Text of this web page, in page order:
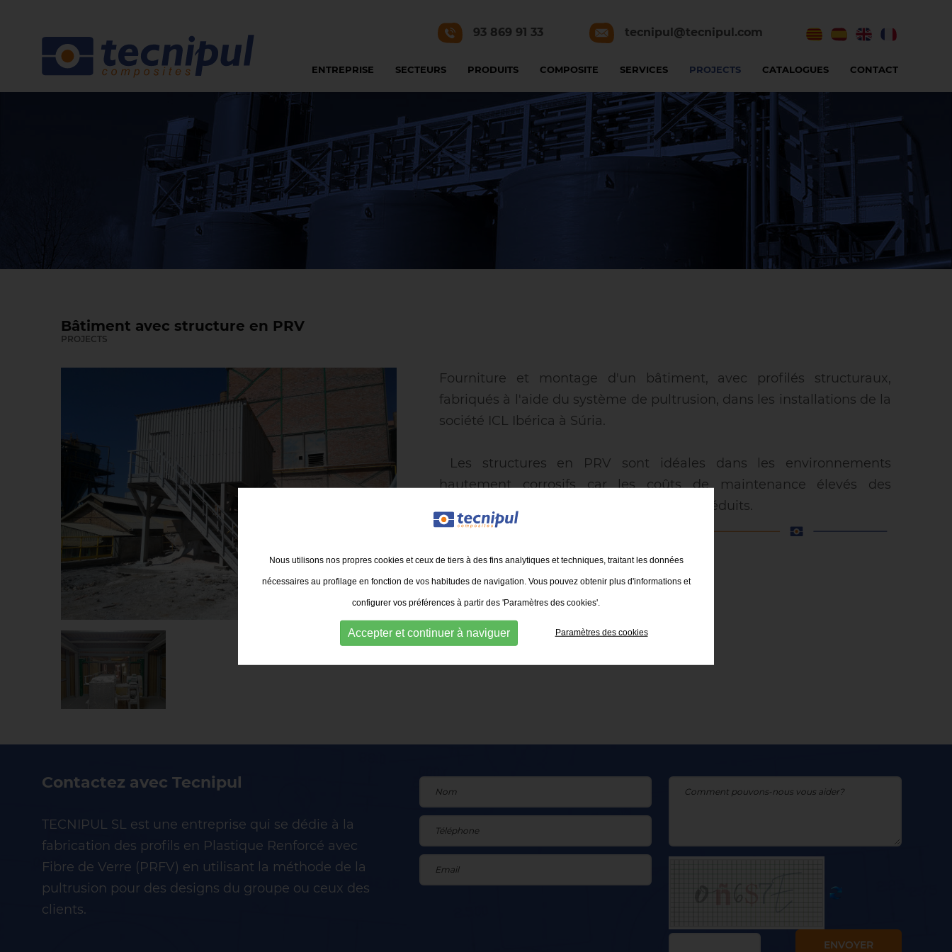
93 869 91 33 tecnipul@tecnipul.com
ENTREPRISE SECTEURS PRODUITS COMPOSITE SERVICES PROJECTS CATALOGUES CONTACT
Bâtiment avec structure en PRV
PROJECTS
Fourniture et montage d'un bâtiment, avec profilés structuraux,
fabriqués à l'aide du système de pultrusion, dans les installations de la
société ICL Ibérica à Súria.
Les structures en PRV sont idéales dans les environnements
hautement corrosifs car les coûts de maintenance élevés des
structures en acier conventionnelles sont réduits.
Contactez avec Tecnipul
TECNIPUL SL est une entreprise qui se dédie à la
fabrication des profils en Plastique Renforcé avec
Fibre de Verre (PRFV) en utilisant la méthode de la
pultrusion pour des designs du groupe ou ceux des
clients.
Nous utilisons nos propres cookies et ceux de tiers à des fins analytiques et techniques, traitant les données
nécessaires au profilage en fonction de vos habitudes de navigation. Vous pouvez obtenir plus d'informations et
configurer vos préférences à partir des 'Paramètres des cookies'.
Accepter et continuer à naviguer Paramètres des cookies